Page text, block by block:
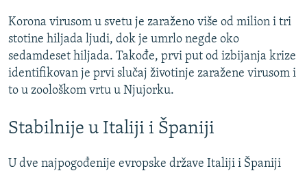
POST SCRIPTUM
MOJA EVROPA
TRI DECENIJE OD RATA U BIH
NASTANAK I RASPAD JUGOSLAVIJE
Korona virusom u svetu je zaraženo više od milion i tri
stotine hiljada ljudi, dok je umrlo negde oko
sedamdeset hiljada. Takođe, prvi put od izbijanja krize
identifikovan je prvi slučaj životinje zaražene virusom i
to u zoološkom vrtu u Njujorku.
Stabilnije u Italiji i Španiji
U dve najpogođenije evropske države Italiji i Španiji